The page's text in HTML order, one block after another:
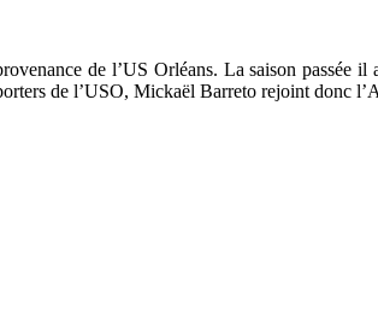
de l’US Orléans. La saison passée il
de l’USO, Mickaël Barreto rejoint donc